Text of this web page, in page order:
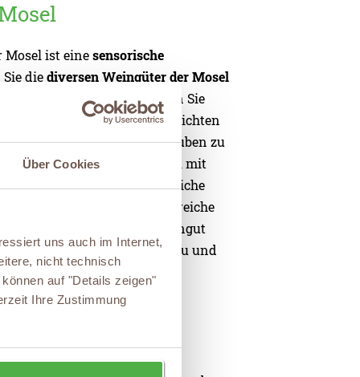
Über Cookies
uns auch im Internet,
nicht technisch
auf "Details zeigen"
Ihre Zustimmung
Mosel ist einesensorische
Sie diediversen Weingüter der Mosel
des Weinbaus. Schlendern Sie
lauschen Sie den Geschichten
wie die handverlesenen Trauben zu
Ein Kurztrip an der Mosel mit
Möglichkeit, die landschaftliche
und tief in die traditionsreiche
Beim Besuch im Weingut
Winzer für den Weinanbau und